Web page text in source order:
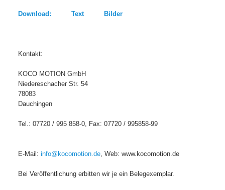
Download: Text Bilder
Kontakt:
KOCO MOTION GmbH
Niedereschacher Str. 54
78083
Dauchingen
Tel.: 07720 / 995 858-0, Fax: 07720 / 995858-99
E-Mail:info@kocomotion.de , Web: www.kocomotion.de
Bei Veröffentlichung erbitten wir je ein Belegexemplar.